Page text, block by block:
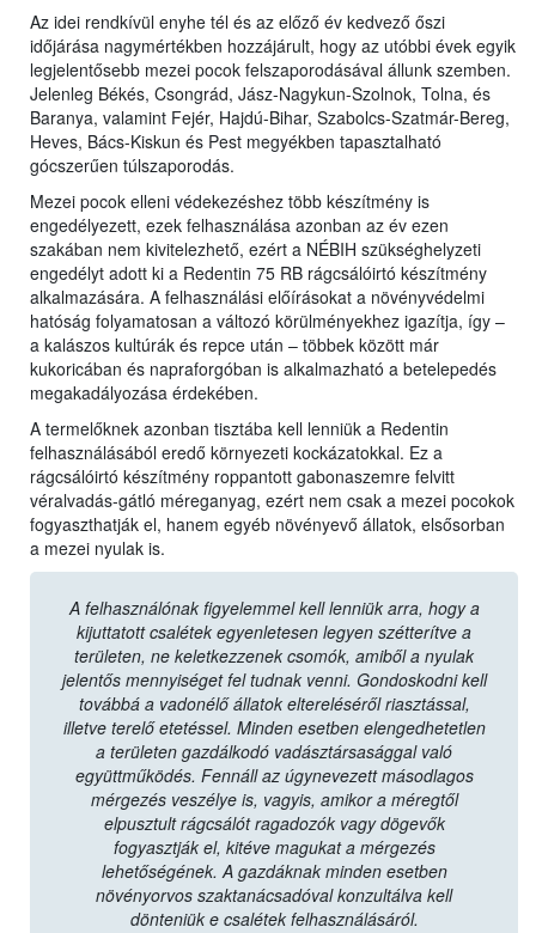
Az idei rendkívül enyhe tél és az előző év kedvező őszi
időjárása nagymértékben hozzájárult, hogy az utóbbi évek egyik
legjelentősebb mezei pocok felszaporodásával állunk szemben.
Jelenleg Békés, Csongrád, Jász-Nagykun-Szolnok, Tolna, és
Baranya, valamint Fejér, Hajdú-Bihar, Szabolcs-Szatmár-Bereg,
Heves, Bács-Kiskun és Pest megyékben tapasztalható
gócszerűen túlszaporodás.
Mezei pocok elleni védekezéshez több készítmény is
engedélyezett, ezek felhasználása azonban az év ezen
szakában nem kivitelezhető, ezért a NÉBIH szükséghelyzeti
engedélyt adott ki a Redentin 75 RB rágcsálóirtó készítmény
alkalmazására. A felhasználási előírásokat a növényvédelmi
hatóság folyamatosan a változó körülményekhez igazítja, így –
a kalászos kultúrák és repce után – többek között már
kukoricában és napraforgóban is alkalmazható a betelepedés
megakadályozása érdekében.
A termelőknek azonban tisztába kell lenniük a Redentin
felhasználásából eredő környezeti kockázatokkal. Ez a
rágcsálóirtó készítmény roppantott gabonaszemre felvitt
véralvadás-gátló méreganyag, ezért nem csak a mezei pocokok
fogyaszthatják el, hanem egyéb növényevő állatok, elsősorban
a mezei nyulak is.
A felhasználónak figyelemmel kell lenniük arra, hogy a
kijuttatott csalétek egyenletesen legyen szétterítve a
területen, ne keletkezzenek csomók, amiből a nyulak
jelentős mennyiséget fel tudnak venni. Gondoskodni kell
továbbá a vadonélő állatok eltereléséről riasztással,
illetve terelő etetéssel. Minden esetben elengedhetetlen
a területen gazdálkodó vadásztársasággal való
együttműködés. Fennáll az úgynevezett másodlagos
mérgezés veszélye is, vagyis, amikor a méregtől
elpusztult rágcsálót ragadozók vagy dögevők
fogyasztják el, kitéve magukat a mérgezés
lehetőségének. A gazdáknak minden esetben
növényorvos szaktanácsadóval konzultálva kell
dönteniük e csalétek felhasználásáról.